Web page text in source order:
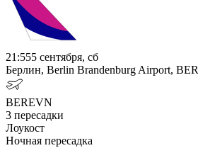
21:555 сентября, сб
Берлин, Berlin Brandenburg Airport, BER
BEREVN
3 пересадки
Лоукост
Ночная пересадка